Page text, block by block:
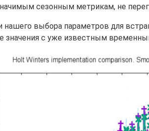
сезонным метрикам, не
нашего выбора параметров для
значения с уже известным